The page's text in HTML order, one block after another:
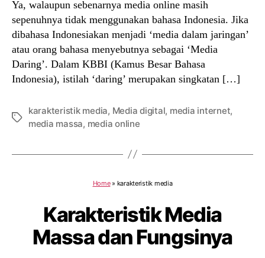
Ya, walaupun sebenarnya media online masih
sepenuhnya tidak menggunakan bahasa Indonesia. Jika
dibahasa Indonesiakan menjadi ‘media dalam jaringan’
atau orang bahasa menyebutnya sebagai ‘Media
Daring’. Dalam KBBI (Kamus Besar Bahasa
Indonesia), istilah ‘daring’ merupakan singkatan […]
Tags
karakteristik media, Media digital, media internet,
media massa, media online
Home» karakteristik media
Karakteristik Media
Massa dan Fungsinya